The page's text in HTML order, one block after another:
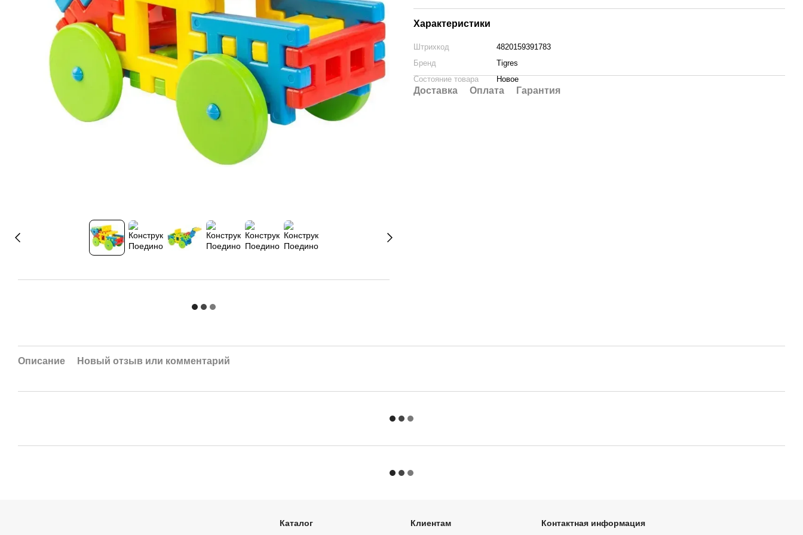
Характеристики
Штрихкод
4820159391783
Бренд
Tigres
Состояние товара
Новое
Доставка Оплата Гарантия
Описание Новый отзыв или комментарий
Каталог Клиентам Контактная информация